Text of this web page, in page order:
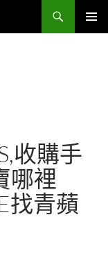
收購手
哪裡
找青蘋